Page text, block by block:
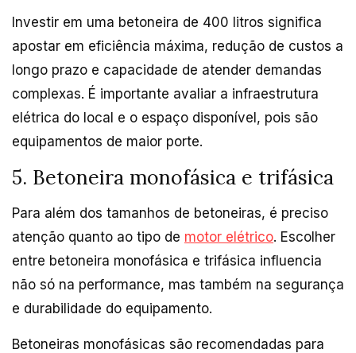
Investir em uma betoneira de 400 litros significa
apostar em eficiência máxima, redução de custos a
longo prazo e capacidade de atender demandas
complexas. É importante avaliar a infraestrutura
elétrica do local e o espaço disponível, pois são
equipamentos de maior porte.
5. Betoneira monofásica e trifásica
Para além dos tamanhos de betoneiras, é preciso
atenção quanto ao tipo de motor elétrico. Escolher
entre betoneira monofásica e trifásica influencia
não só na performance, mas também na segurança
e durabilidade do equipamento.
Betoneiras monofásicas são recomendadas para